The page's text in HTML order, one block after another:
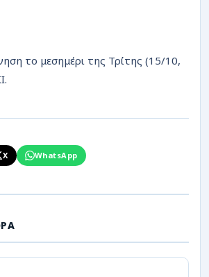
το μεσημέρι της Τρίτης (15/10,
X WhatsApp